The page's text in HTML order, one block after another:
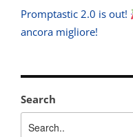
Promptastic 2.0 is out!
ancora migliore!
Search